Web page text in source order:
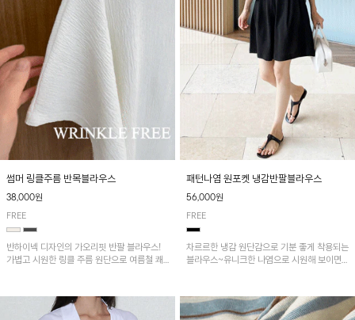
썸머 링클주름 반목블라우스
38,000원
FREE
반하이넥 디자인의 가오리핏 반팔 블라우스!
가볍고 시원한 링클 주름 원단으로 여름철 쾌
패턴나염 원포켓 냉감반팔블라우스
56,000원
FREE
차르르한 냉감 원단감으로 기분 좋게 착용되는
블라우스~유니크한 나염으로 시원해 보이면